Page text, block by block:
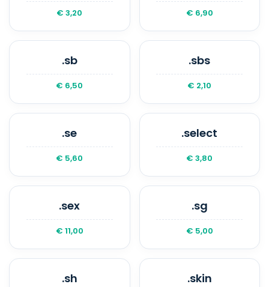
€ 3,20 € 6,90
.sb
€ 6,50
.sbs
€ 2,10
.se
€ 5,60
.select
€ 3,80
.sex
€ 11,00
.sg
€ 5,00
.sh .skin